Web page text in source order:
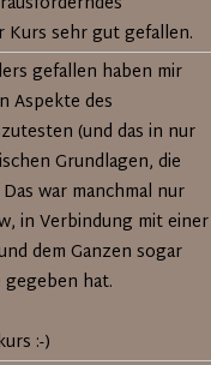
Kurs sehr gut gefallen.
gefallen haben mir
Aspekte des
(und das in nur
Grundlagen, die
war manchmal nur
in Verbindung mit einer
dem Ganzen sogar
hat.
:-)